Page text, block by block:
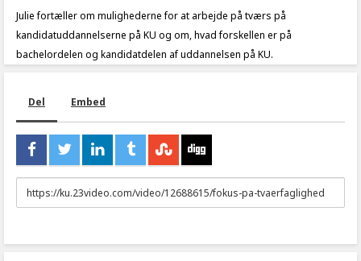
Julie fortæller om mulighederne for at arbejde på tværs på
kandidatuddannelserne på KU og om, hvad forskellen er på
bachelordelen og kandidatdelen af uddannelsen på KU.
Del Embed
URL
to